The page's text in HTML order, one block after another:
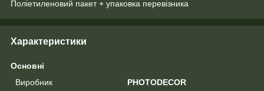
Поліетиленовий пакет + упаковка перевізника
Характеристики
Основні
Виробник
PHOTODECOR